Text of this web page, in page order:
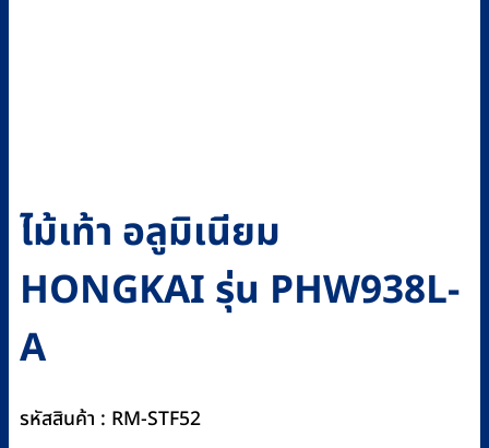
ไม้เท้า อลูมิเนียม
HONGKAI รุ่น PHW938L-
A
รหัสสินค้า : RM-STF52